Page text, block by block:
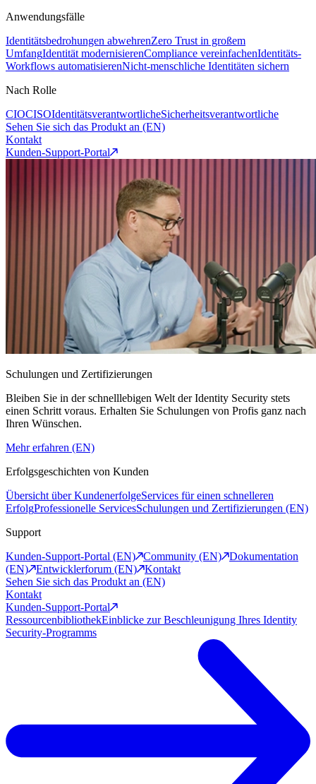
Anwendungsfälle
Identitätsbedrohungen abwehrenZero Trust in großem
UmfangIdentität modernisierenCompliance vereinfachenIdentitäts-
Workflows automatisierenNicht-menschliche Identitäten sichern
Nach Rolle
CIOCISOIdentitätsverantwortlicheSicherheitsverantwortliche
Sehen Sie sich das Produkt an (EN)
Kontakt
Kunden-Support-Portal
Schulungen und Zertifizierungen
Bleiben Sie in der schnelllebigen Welt der Identity Security stets
einen Schritt voraus. Erhalten Sie Schulungen von Profis ganz nach
Ihren Wünschen.
Mehr erfahren (EN)
Erfolgsgeschichten von Kunden
Übersicht über KundenerfolgeServices für einen schnelleren
ErfolgProfessionelle ServicesSchulungen und Zertifizierungen (EN)
Support
Kunden-Support-Portal (EN)
Community (EN)
Dokumentation
(EN)
Entwicklerforum (EN)
Kontakt
Sehen Sie sich das Produkt an (EN)
Kontakt
Kunden-Support-Portal
RessourcenbibliothekEinblicke zur Beschleunigung Ihres Identity
Security-Programms